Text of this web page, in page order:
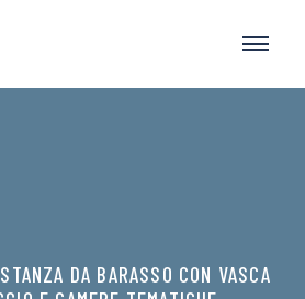
DA BARASSO CON VASCA